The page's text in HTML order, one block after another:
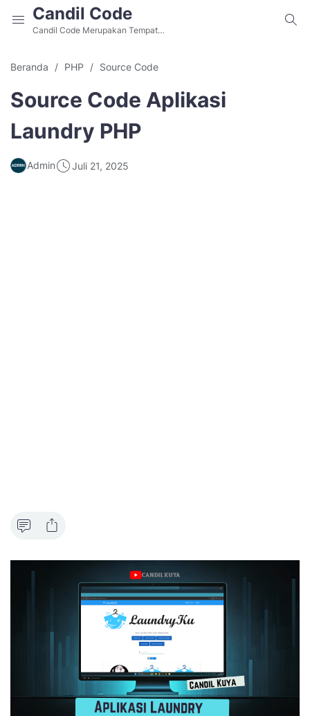
Candil Code
Candil Code Merupakan Tempat
PHP dan Aplikasi Berbasis Website
Beranda PHP Source Code
Source Code Aplikasi
Laundry PHP
Admin Juli 21, 2025